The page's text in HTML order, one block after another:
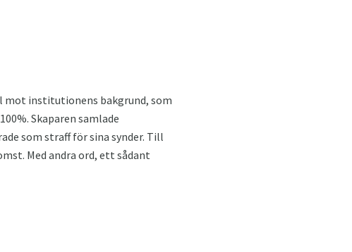
mot institutionens bakgrund, som
Skaparen samlade
som straff för sina synder. Till
Med andra ord, ett sådant